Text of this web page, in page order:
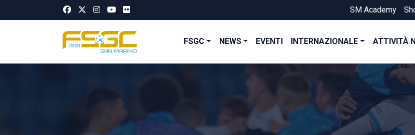
SM Academy
FSGC NEWS EVENTI INTERNAZIONALE ATTIVITÀ